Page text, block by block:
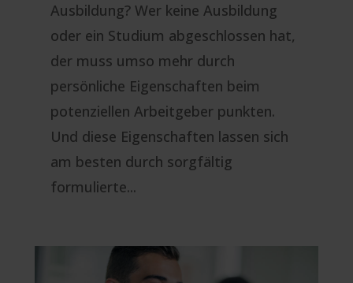
Ausbildung? Wer keine Ausbildung
oder ein Studium abgeschlossen hat,
der muss umso mehr durch
persönliche Eigenschaften beim
potenziellen Arbeitgeber punkten.
Und diese Eigenschaften lassen sich
am besten durch sorgfältig
formulierte...